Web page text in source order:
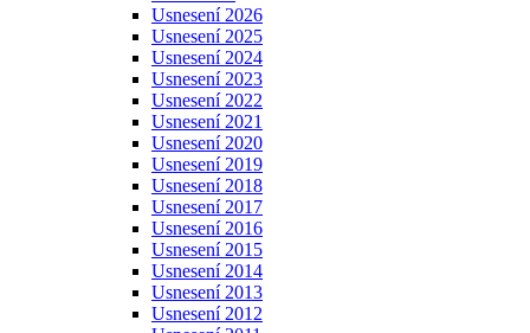
Usnesení 2026
Usnesení 2025
Usnesení 2024
Usnesení 2023
Usnesení 2022
Usnesení 2021
Usnesení 2020
Usnesení 2019
Usnesení 2018
Usnesení 2017
Usnesení 2016
Usnesení 2015
Usnesení 2014
Usnesení 2013
Usnesení 2012